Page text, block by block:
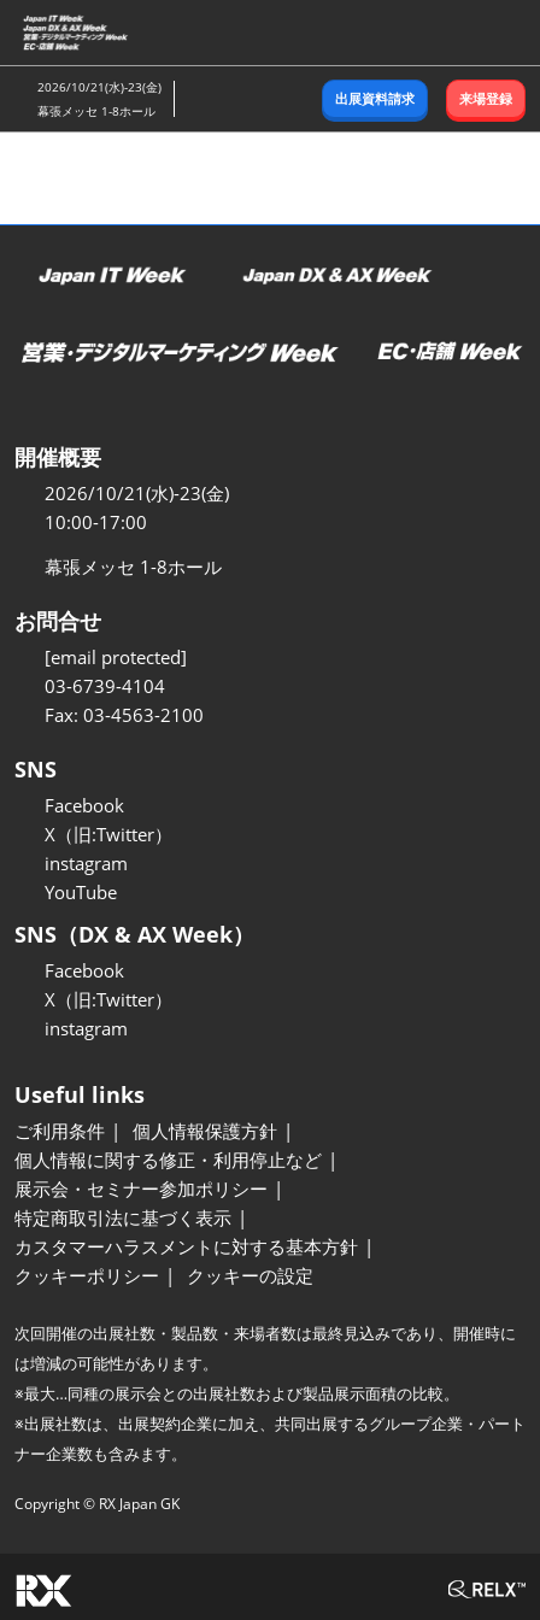
ス
キ
ッ
し
む
2026/10/21(水)-23(金)
幕張メッセ 1-8ホール
出展資料請求 来場登録
開催概要
2026/10/21(水)-23(金)
10:00-17:00
幕張メッセ 1-8ホール
お問合せ
[email protected]
03-6739-4104
Fax: 03-4563-2100
SNS
Facebook
X（旧:Twitter）
instagram
YouTube
SNS（DX & AX Week）
Facebook
X（旧:Twitter）
instagram
Useful links
ご利用条件
個人情報保護方針
個人情報に関する修正・利用停止など
展示会・セミナー参加ポリシー
特定商取引法に基づく表示
カスタマーハラスメントに対する基本方針
クッキーポリシー
クッキーの設定
次回開催の出展社数・製品数・来場者数は最終見込みであり、開催時に
は増減の可能性があります。
※最大…同種の展示会との出展社数および製品展示面積の比較。
※出展社数は、出展契約企業に加え、共同出展するグループ企業・パート
ナー企業数も含みます。
Copyright © RX Japan GK